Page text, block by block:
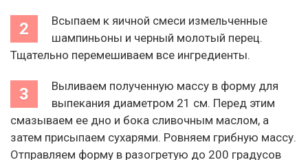
Всыпаем к яичной смеси измельченные
шампиньоны и черный молотый перец.
Тщательно перемешиваем все ингредиенты.
Выливаем полученную массу в форму для
выпекания диаметром 21 см. Перед этим
смазываем ее дно и бока сливочным маслом, а
затем присыпаем сухарями. Ровняем грибную массу.
Отправляем форму в разогретую до 200 градусов